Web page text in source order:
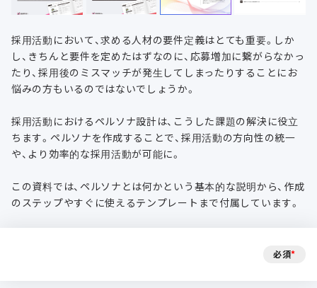
採用活動において、求める人材の要件定義はとても重要。しか
し、きちんと要件を定めたはずなのに、応募増加に繋がらなかっ
たり、採用後のミスマッチが発生してしまったりすることにお
悩みの方もいるのではないでしょうか。
採用活動におけるペルソナ設計は、こうした課題の解決に役立
ちます。ペルソナを作成することで、採用活動の方向性の統一
や、より効率的な採用活動が可能に。
この資料では、ペルソナとは何かという基本的な説明から、作成
のステップやすぐに使えるテンプレートまで付属しています。
必須*